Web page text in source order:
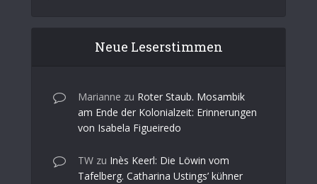
Neue Leserstimmen
Marianne zu Roter Staub. Mosambik
am Ende der Kolonialzeit: Erinnerungen
von Isabela Figueiredo
TW zu Inès Keerl: Die Löwin vom
Tafelberg. Catharina Ustings’ kühner